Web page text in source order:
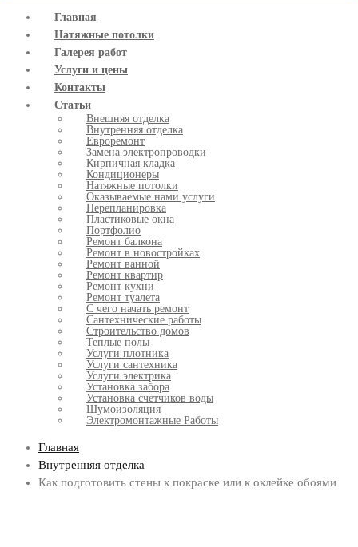
Главная
Натяжные потолки
Галерея работ
Услуги и цены
Контакты
Статьи
Внешняя отделка
Внутренняя отделка
Евроремонт
Замена электропроводки
Кирпичная кладка
Кондиционеры
Натяжные потолки
Оказываемые нами услуги
Перепланировка
Пластиковые окна
Портфолио
Ремонт балкона
Ремонт в новостройках
Ремонт ванной
Ремонт квартир
Ремонт кухни
Ремонт туалета
С чего начать ремонт
Сантехнические работы
Строительство домов
Теплые полы
Услуги плотника
Услуги сантехника
Услуги электрика
Установка забора
Установка счетчиков воды
Шумоизоляция
Электромонтажные Работы
Главная
Внутренняя отделка
Как подготовить стены к покраске или к оклейке обоями